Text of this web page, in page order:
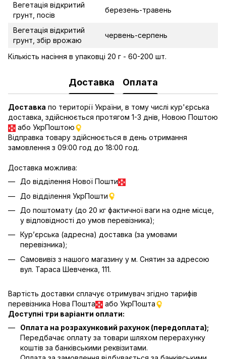
Вегетація відкритий
грунт, посів
березень-травень
Вегетація відкритий
грунт, збір врожаю
червень-серпень
Кількість насіння в упаковці 20 г - 60-200 шт.
Доставка Оплата
Доставка по території України, в тому числі кур'єрська
доставка, здійснюється протягом 1-3 днів, Новою Поштою
або УкрПоштою
Відправка товару здійснюється в день отримання
замовлення з 09:00 год до 18:00 год.
Доставка можлива:
До відділення Нової Пошти
До відділення УкрПошти
До поштомату (до 20 кг фактичної ваги на одне місце,
у відповідності до умов перевізника);
Кур’єрська (адресна) доставка (за умовами
перевізника);
Самовивіз з нашого магазину у м. Снятин за адресою
вул. Тараса Шевченка, 111.
Вартість доставки сплачує отримувач згідно тарифів
перевізника Нова Пошта
або УкрПошта
Доступні три варіанти оплати:
Оплата на розрахунковий рахунок (передоплата);
Передбачає оплату за товари шляхом перерахунку
коштів за банківськими реквізитами.